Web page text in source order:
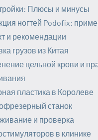
Плюсы и минусы
ногтей Podofix:
и рекомендации
грузов из Китая
цельной крови и
пластика в Королеве
станок
и проверка
в клинике